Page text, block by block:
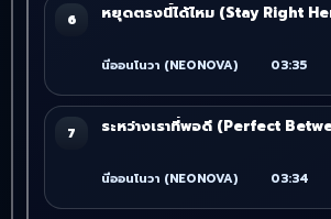
6 หยุดตรงนี้ได้ไหม (Stay Right
นีออนโนวา (NEONOVA) 03:35
7 ระหว่างเราที่พอดี (Perfect
นีออนโนวา (NEONOVA) 03:34